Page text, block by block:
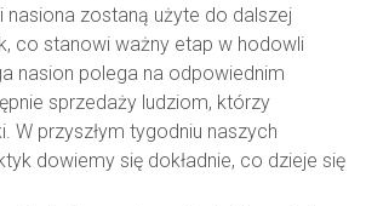
nasiona zostaną użyte do dalszej
co stanowi ważny etap w hodowli
nasion polega na odpowiednim
sprzedaży ludziom, którzy
W przyszłym tygodniu naszych
dowiemy się dokładnie, co dzieje się